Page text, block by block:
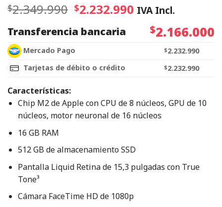
$2.349.990 $2.232.990 IVA Incl.
Transferencia bancaria
$2.166.000
Mercado Pago $2.232.990
Tarjetas de débito o crédito
$2.232.990
Características:
Chip M2 de Apple con CPU de 8 núcleos, GPU de 10
núcleos, motor neuronal de 16 núcleos
16 GB RAM
512 GB de almacenamiento SSD
Pantalla Liquid Retina de 15,3 pulgadas con True
Tone³
Cámara FaceTime HD de 1080p